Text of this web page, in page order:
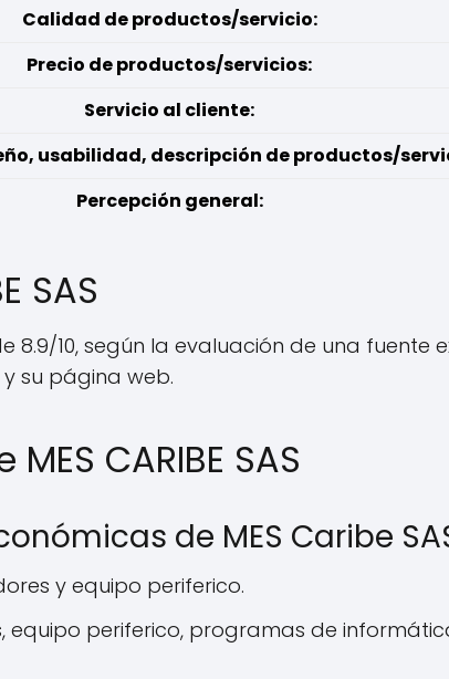
Calidad de productos/servicio:
Precio de productos/servicios:
Servicio al cliente:
usabilidad, descripción de productos/
Percepción general:
SAS
8.9/10, según la evaluación de una
su página web.
CARIBE SAS
de MES Caribe
y equipo periferico.
periferico, programas de